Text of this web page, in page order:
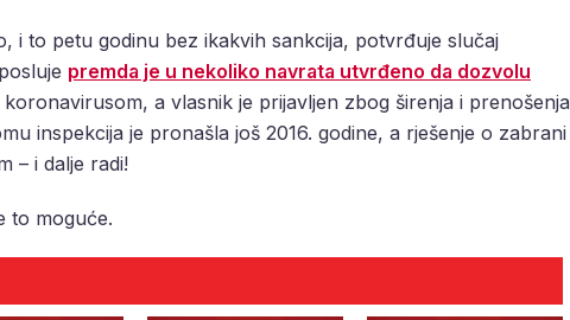
i to petu godinu bez ikakvih sankcija, potvrđuje slučaj
premda je u nekoliko navrata utvrđeno da dozvolu
a vlasnik je prijavljen zbog širenja i prenošenja
inspekcija je pronašla još 2016. godine, a rješenje o zabrani
– i dalje radi!
to moguće.